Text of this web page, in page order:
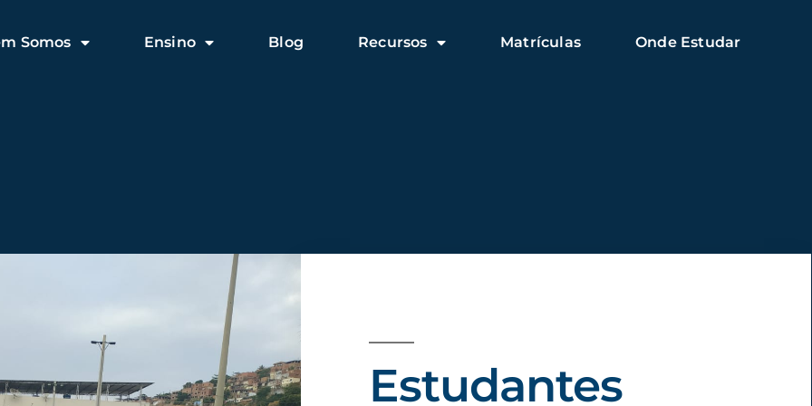
Somos Ensino Blog Recursos Matrículas Onde Estudar
Estudantes